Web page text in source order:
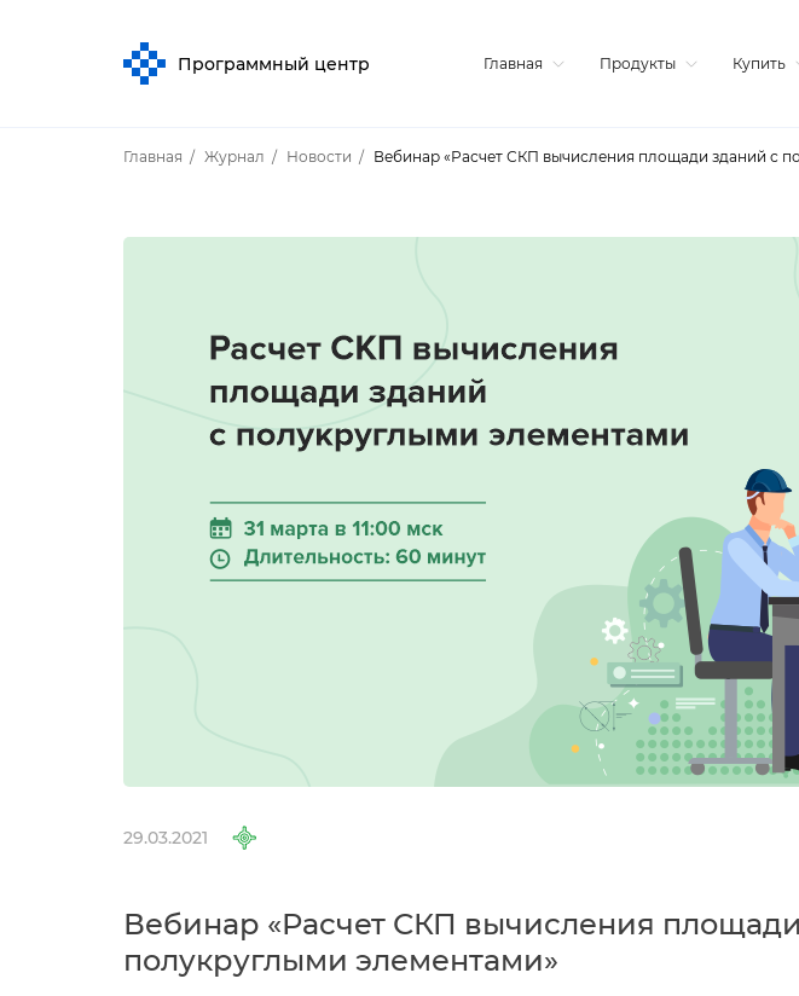
Программный центр Главная Продукты Купить
Главная Журнал Новости ебинар «Расчет СКП вычисления площади зданий с
29.03.2021
ебинар «Расчет СКП вычисления
полукруглыми элементами»